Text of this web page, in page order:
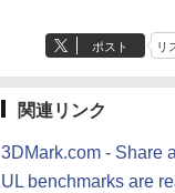
ポスト リ
関連リンク
3DMark.com - Share
UL benchmarks are